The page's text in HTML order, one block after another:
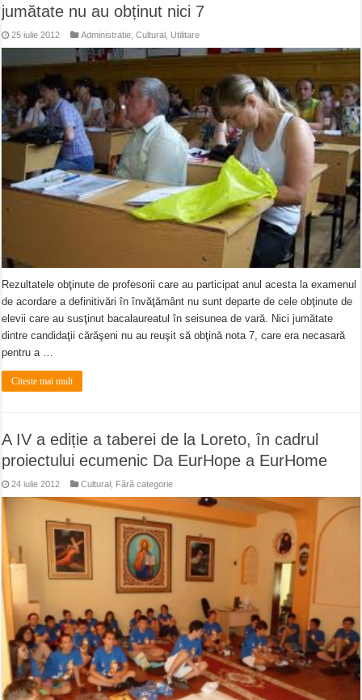
jumătate nu au obținut nici 7
25 iulie 2012 Administratie ,Cultural Utilitare
Rezultatele obţinute de profesorii care au participat anul acesta la examenul
de acordare a definitivări în învăţământ nu sunt departe de cele obţinute de
elevii care au susţinut bacalaureatul în seisunea de vară. Nici jumătate
dintre candidaţii cărăşeni nu au reuşit să obţină nota 7, care era necasară
pentru a …
Citeste mai mult
A IV a ediție a taberei de la Loreto, în cadrul
proiectului ecumenic Da EurHope a EurHome
24 iulie 2012 Cultural Fără categorie